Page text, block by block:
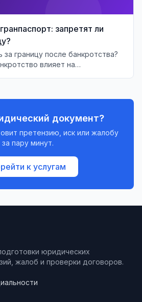
запретят ли
границу после банкротства?
влияет на
документ?
претензию, иск или жалобу
за пару минут.
к услугам
юридических
жалоб и проверки договоров.